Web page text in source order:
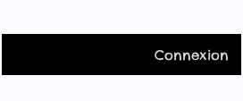
Connexion